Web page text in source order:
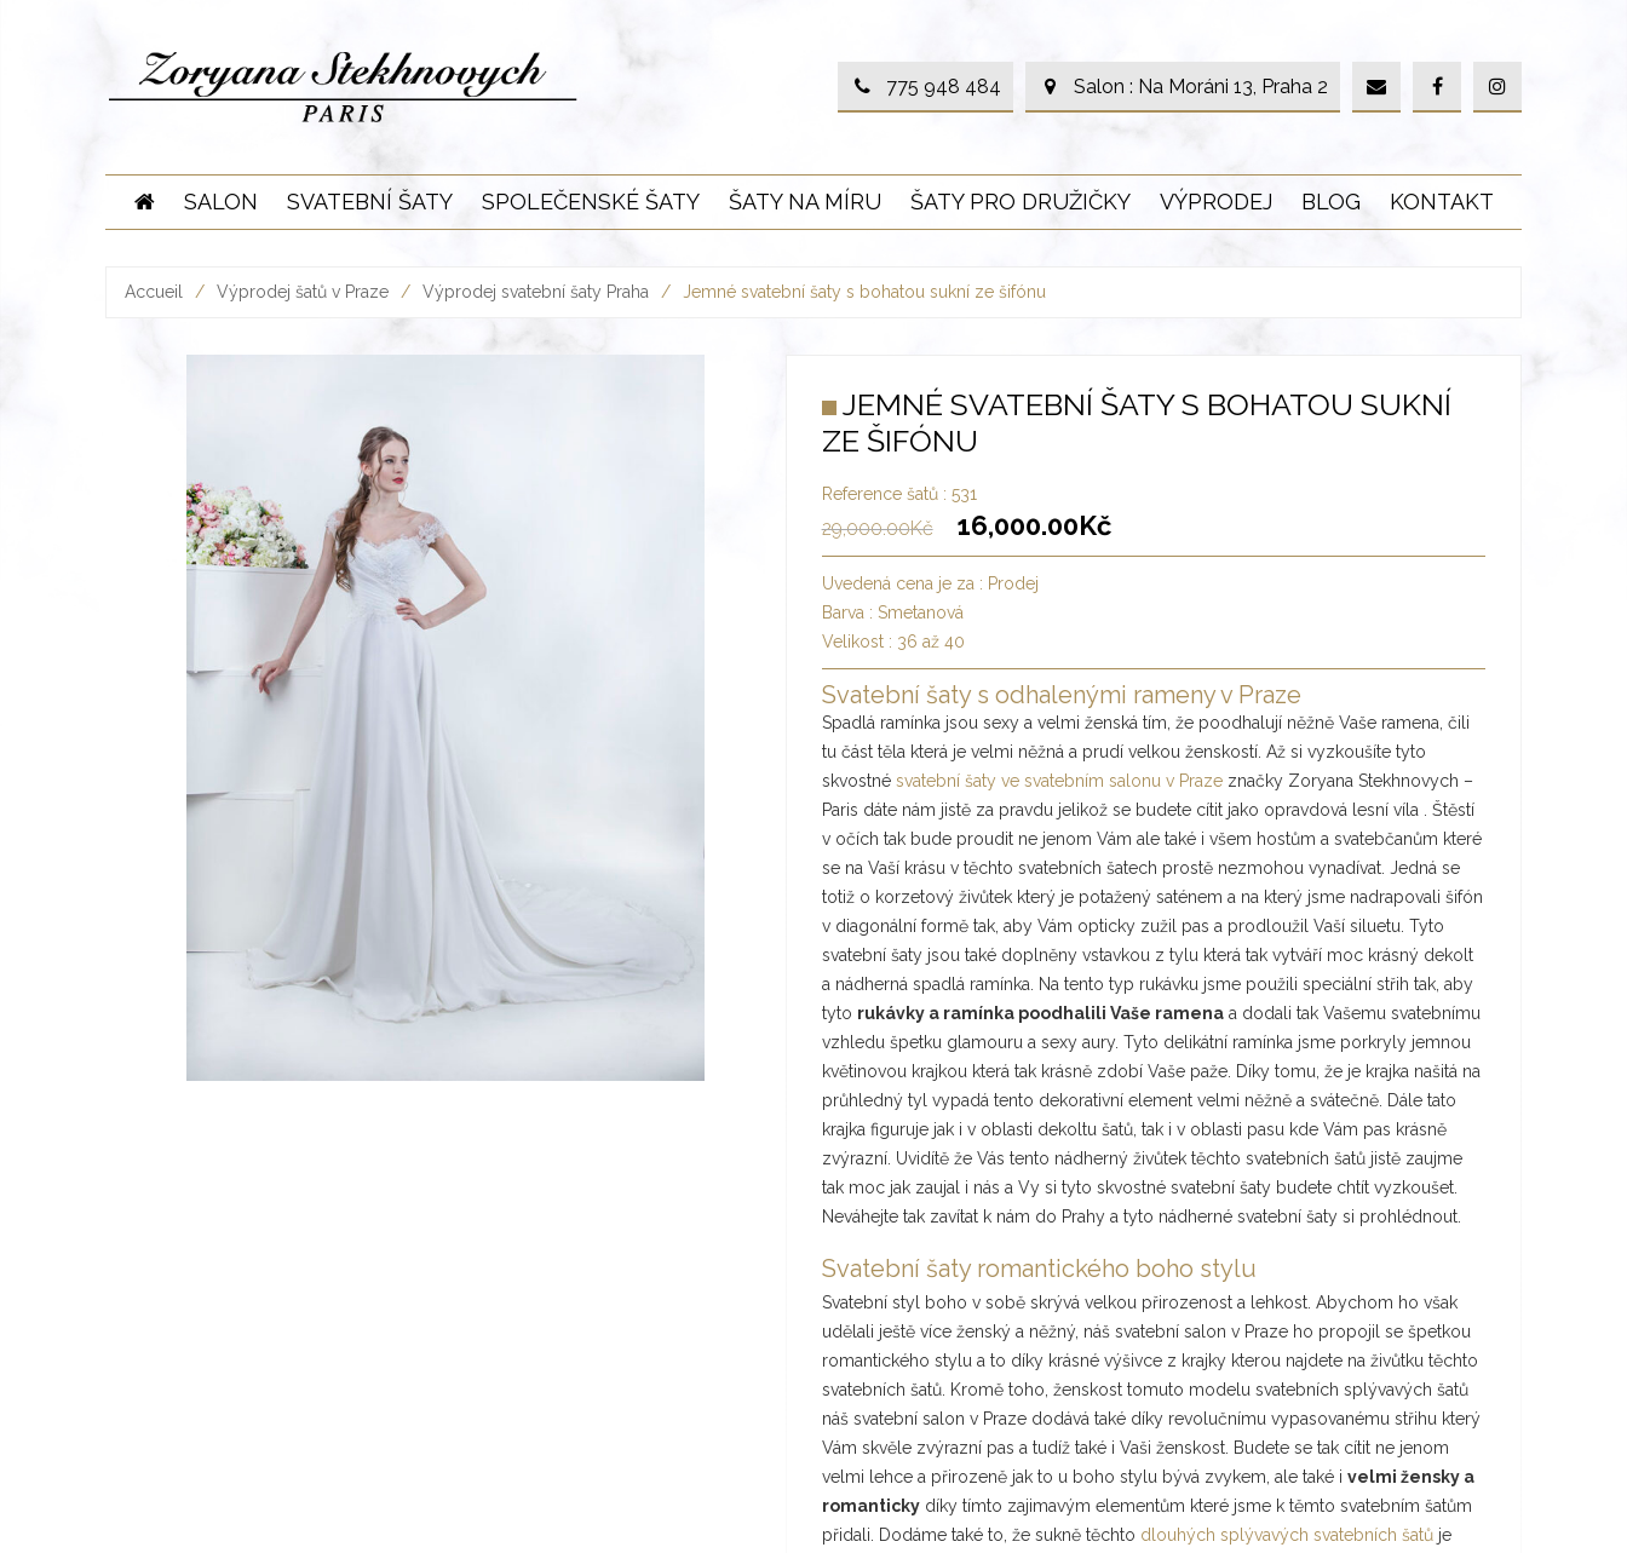
775 948 484 Salon : Na Moráni 13, Praha 2
SALON SVATEBNÍ ŠATY SPOLEČENSKÉ ŠATY ŠATY NA MÍRU ŠATY PRO DRUŽIČKY VÝPRODEJ BLOG KONTAKT
Accueil / Výprodej šatů v Praze / Výprodej svatební šaty Praha / Jemné svatební šaty s bohatou sukní ze šifónu
JEMNÉ SVATEBNÍ ŠATY S BOHATOU SUKNÍ
ZE ŠIFÓNU
Reference šatů : 531
29,000.00Kč 16,000.00Kč
Uvedená cena je za : Prodej
Barva : Smetanová
Velikost : 36 až 40
Svatební šaty s odhalenými rameny v Praze
Spadlá ramínka jsou sexy a velmi ženská tím, že poodhalují něžně Vaše ramena, čili
tu část těla která je velmi něžná a prudí velkou ženskostí. Až si vyzkoušíte tyto
skvostné svatební šaty ve svatebním salonu v Prazeznačky Zoryana Stekhnovych –
Paris dáte nám jistě za pravdu jelikož se budete cítit jako opravdová lesní víla . Štěstí
v očích tak bude proudit ne jenom Vám ale také i všem hostům a svatebčanům které
se na Vaší krásu v těchto svatebních šatech prostě nezmohou vynadívat. Jedná se
totiž o korzetový živůtek který je potažený saténem a na který jsme nadrapovali šifón
v diagonální formě tak, aby Vám opticky zužil pas a prodloužil Vaší siluetu. Tyto
svatební šaty jsou také doplněny vstavkou z tylu která tak vytváří moc krásný dekolt
a nádherná spadlá ramínka. Na tento typ rukávku jsme použili speciální střih tak, aby
tyto rukávky a ramínka poodhalili Vaše ramenaa dodali tak Vašemu svatebnímu
vzhledu špetku glamouru a sexy aury. Tyto delikátní ramínka jsme porkryly jemnou
květinovou krajkou která tak krásně zdobí Vaše paže. Díky tomu, že je krajka našitá na
průhledný tyl vypadá tento dekorativní element velmi něžně a svátečně. Dále tato
krajka figuruje jak i v oblasti dekoltu šatů, tak i v oblasti pasu kde Vám pas krásně
zvýrazní. Uvidítě že Vás tento nádherný živůtek těchto svatebních šatů jistě zaujme
tak moc jak zaujal i nás a Vy si tyto skvostné svatební šaty budete chtít vyzkoušet.
Neváhejte tak zavítat k nám do Prahy a tyto nádherné svatební šaty si prohlédnout.
Svatební šaty romantického boho stylu
Svatební styl boho v sobě skrývá velkou přirozenost a lehkost. Abychom ho však
udělali ještě více ženský a něžný, náš svatební salon v Praze ho propojil se špetkou
romantického stylu a to díky krásné výšivce z krajky kterou najdete na živůtku těchto
svatebních šatů. Kromě toho, ženskost tomuto modelu svatebních splývavých šatů
náš svatební salon v Praze dodává také díky revolučnímu vypasovanému střihu který
Vám skvěle zvýrazní pas a tudíž také i Vaši ženskost. Budete se tak cítit ne jenom
velmi lehce a přirozeně jak to u boho stylu bývá zvykem, ale také i velmi žensky a
romantickydíky tímto zajimavým elementům které jsme k těmto svatebním šatům
přidali. Dodáme také to, že sukně těchto dlouhých splývavých svatebních šatůje